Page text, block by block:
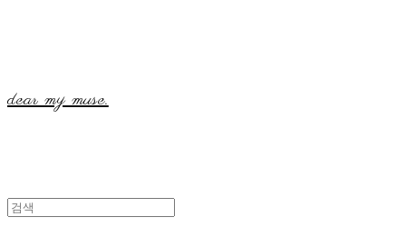
dear my muse.